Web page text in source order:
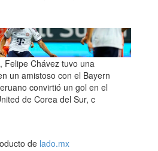
Felipe Chávez tuvo una
un amistoso con el Bayern
convirtió un gol en el
de Corea del Sur, c
de lado.mx